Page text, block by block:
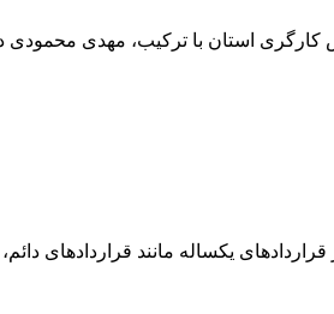
یکساله مانند قراردادهای